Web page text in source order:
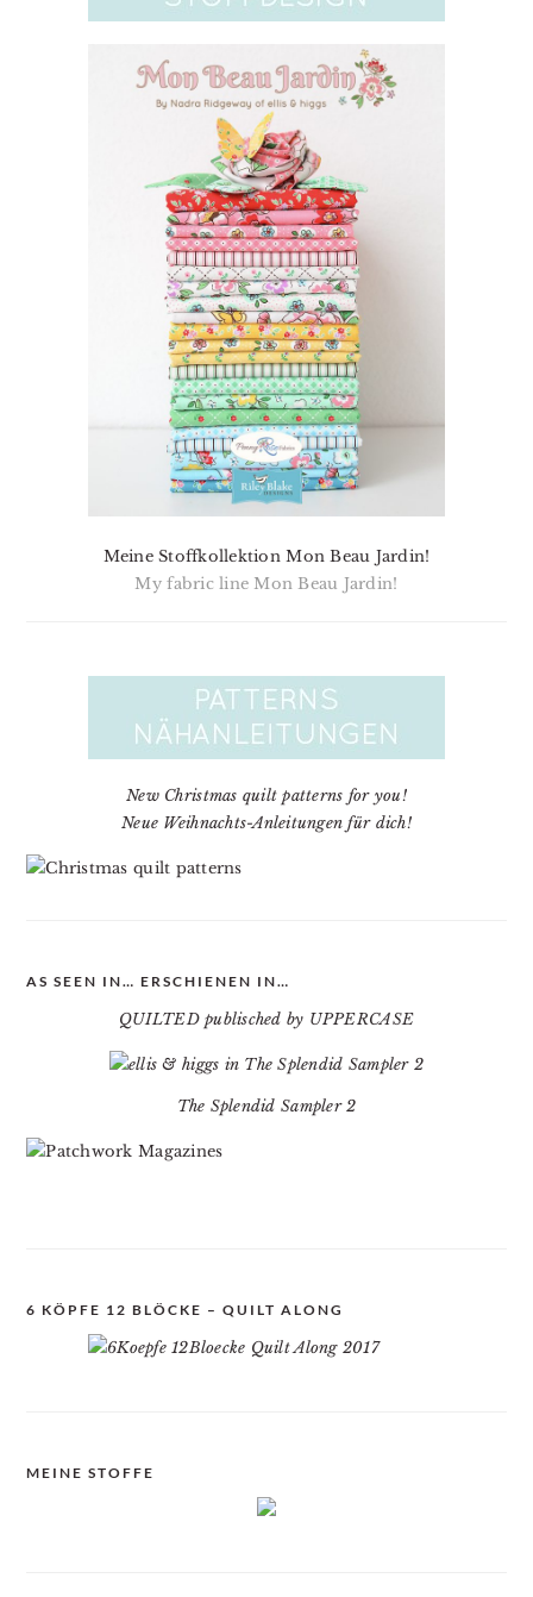
Meine Stoffkollektion Mon Beau Jardin!
My fabric line Mon Beau Jardin!
New Christmas quilt patterns for you!
Neue Weihnachts-Anleitungen für dich!
AS SEEN IN… ERSCHIENEN IN…
QUILTED publisched by UPPERCASE
The Splendid Sampler 2
6 KÖPFE 12 BLÖCKE – QUILT ALONG
MEINE STOFFE